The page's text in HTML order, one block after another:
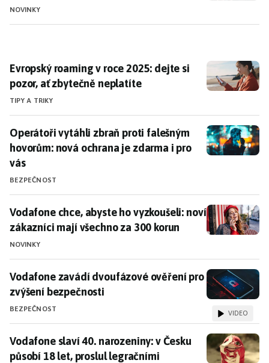
NOVINKY
Evropský roaming v roce 2025: dejte si pozor, ať
Evropský roaming v roce 2025: dejte si
pozor, ať zbytečně neplatíte
TIPY A TRIKY
Operátoři vytáhli zbraň proti falešným hovorům:
Operátoři vytáhli zbraň proti falešným
hovorům: nová ochrana je zdarma i pro
vás
BEZPEČNOST
Vodafone chce, abyste ho vyzkoušeli: noví zákazníci
Vodafone chce, abyste ho vyzkoušeli: noví
zákazníci mají všechno za 300 korun
NOVINKY
Vodafone zavádí dvoufázové ověření pro zvýšení
Vodafone zavádí dvoufázové ověření pro
zvýšení bezpečnosti
BEZPEČNOST VIDEO
Vodafone slaví 40. narozeniny: v Česku působí 18
Vodafone slaví 40. narozeniny: v Česku
působí 18 let, proslul legračními